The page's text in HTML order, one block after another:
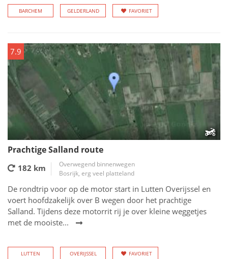
BARCHEM GELDERLAND FAVORIET
7.9
Prachtige Salland route
182 km
Overwegend binnenwegen
Bosrijk, erg veel platteland
De rondtrip voor op de motor start in Lutten Overijssel en
voert hoofdzakelijk over B wegen door het prachtige
Salland. Tijdens deze motorrit rij je over kleine weggetjes
met de mooiste...
LUTTEN OVERIJSSEL FAVORIET